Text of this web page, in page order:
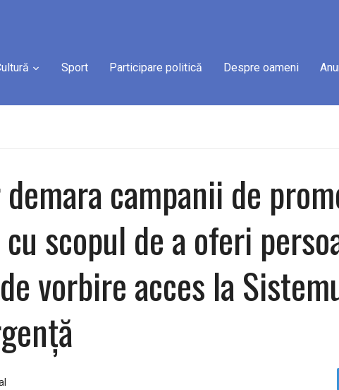
Sport Participare politică Despre oameni
demara campanii de
scopul de a oferi
vorbire acces la